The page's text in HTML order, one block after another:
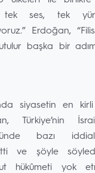
tek ses, tek
Erdoğan,
başka bir
siyasetin en
Türkiye’nin
bazı
ve şöyle
hükûmeti yok